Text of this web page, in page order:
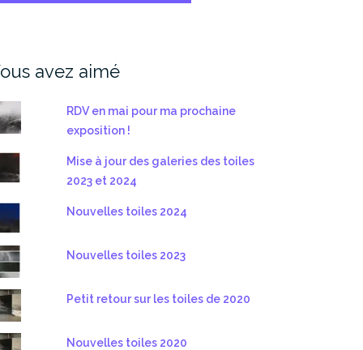
avez aimé
RDV en mai pour ma prochaine
exposition !
Mise à jour des galeries des toiles
2023 et 2024
Nouvelles toiles 2024
Nouvelles toiles 2023
Petit retour sur les toiles de 2020
Nouvelles toiles 2020